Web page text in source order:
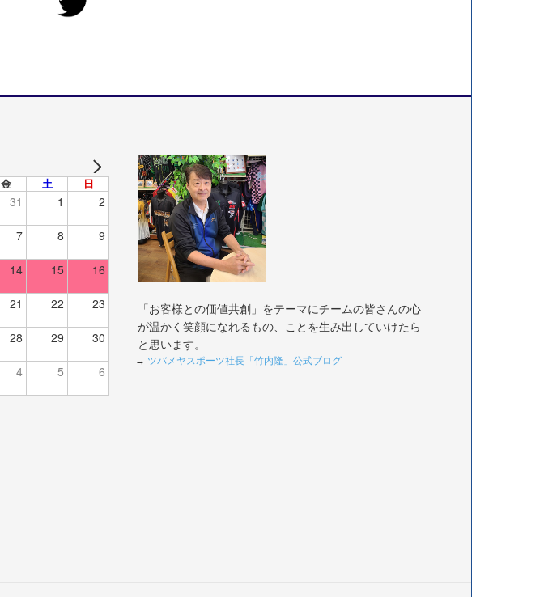
金 土 日
31 1 2
7 8 9
14 15 16
21 22 23
28 29 30
4 5 6
「お客様との価値共創」をテーマにチームの皆さんの心
が温かく笑顔になれるもの、ことを生み出していけたら
と思います。
→ ツバメヤスポーツ社長「竹内隆」公式ブログ